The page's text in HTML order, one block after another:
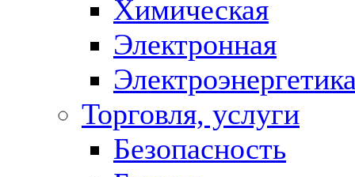
Химическая
Электронная
Торговля, услуги
Безопасность